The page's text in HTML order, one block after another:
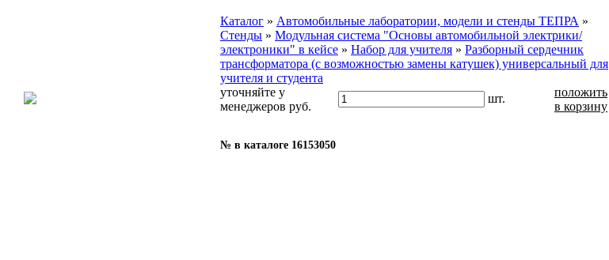
Каталог » Автомобильные лаборатории, модели и стенды ТЕПРА »
Стенды » Модульная система "Основы автомобильной электрики/
электроники" в кейсе » Набор для учителя » Разборный сердечник
трансформатора (с возможностью замены катушек) универсальный для
учителя и студента
уточняйте у
менеджеров руб.
шт.
положить
в корзину
№ в каталоге 16153050